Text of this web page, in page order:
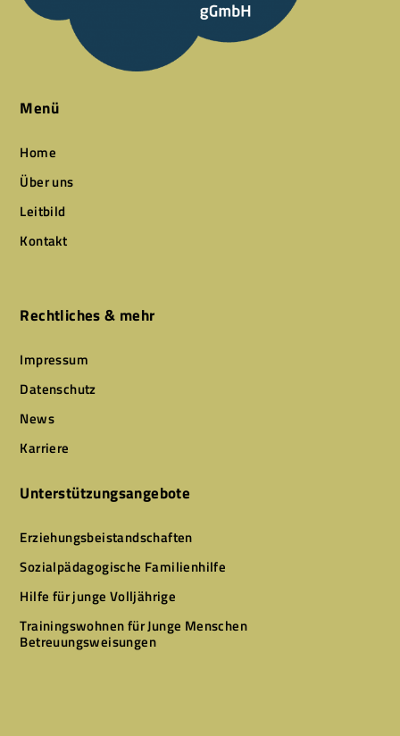
Menü
Home
Über uns
Leitbild
Kontakt
Rechtliches & mehr
Impressum
Datenschutz
News
Karriere
Unterstützungsangebote
Erziehungsbeistandschaften
Sozialpädagogische Familienhilfe
Hilfe für junge Volljährige
Trainingswohnen für Junge Menschen
Betreuungsweisungen